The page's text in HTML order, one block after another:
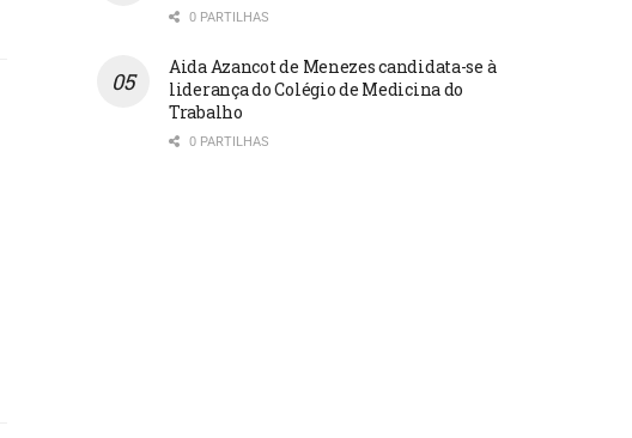
0 PARTILHAS
Aida Azancot de Menezes candidata-se à
liderança do Colégio de Medicina do
Trabalho
0 PARTILHAS